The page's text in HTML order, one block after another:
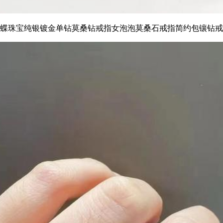
珠宝纯银镀金单钻莫桑钻戒指女泡泡莫桑石戒指简约包镶钻